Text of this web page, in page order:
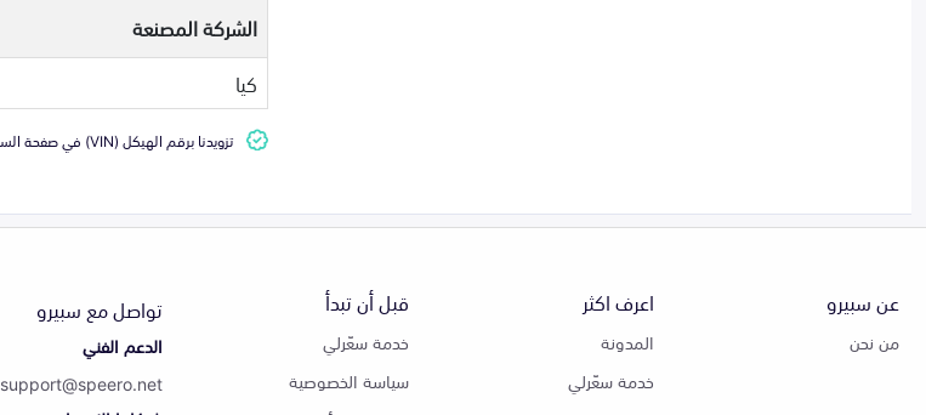
الشركة المصنعة
كيا
تزويدنا برقم الهيكل (VIN) في صفحة السلة يضمن التطابق التام للقطعة مع سيارتك
عن سبيرو
من نحن
اعرف اكثر
المدونة
خدمة سعّرلي
قبل أن تبدأ
خدمة سعّرلي
سياسة الخصوصية
تواصل مع سبيرو
الدعم الفني
support@speero.net